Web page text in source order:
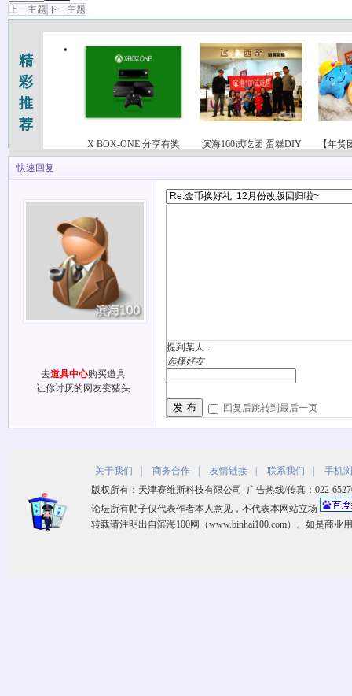
上一主题 下一主题
精
彩
推
荐
X BOX-ONE 分享有奖 滨海100试吃团 蛋糕DIY 【年
快速回复
去道具中心购买道具
让你讨厌的网友变猪头
提到某人：
选择好友
发 布 回复后跳转到最后一页
关于我们 | 商务合作 | 友情链接 | 联系我们 |
手机
版权所有：天津赛维斯科技有限公司 广告热线/传真：022-
论坛所有帖子仅代表作者本人意见，不代表本网站立场
转载请注明出自滨海100网（www.binhai100.com）。如是商业